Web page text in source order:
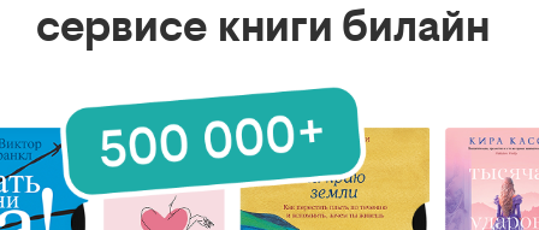
сервисе книги билайн